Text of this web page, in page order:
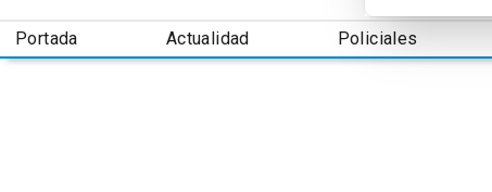
Portada Actualidad Policiales